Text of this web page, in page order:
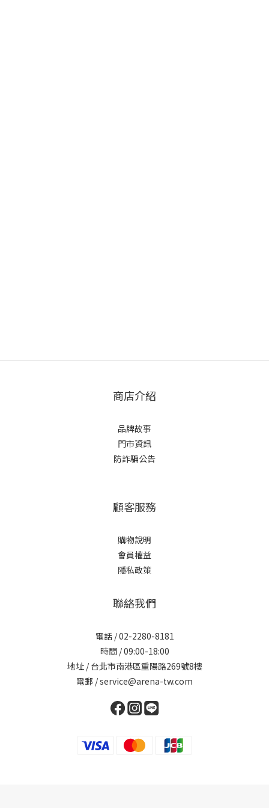
商店介紹
品牌故事
門市資訊
防詐騙公告
顧客服務
購物說明
會員權益
隱私政策
聯絡我們
電話 / 02-2280-8181
時間 / 09:00-18:00
地址 / 台北市南港區重陽路269號8樓
電郵 / service@arena-tw.com